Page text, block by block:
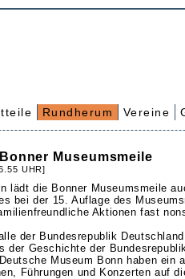
Rundherum Vereine
Museumsmeile
UHR]
lädt die Bonner Museumsmeile
bei der 15. Auflage des
Aktionen fast
der Bundesrepublik
der Geschichte der
Museum Bonn haben ein
Führungen und Konzerten auf